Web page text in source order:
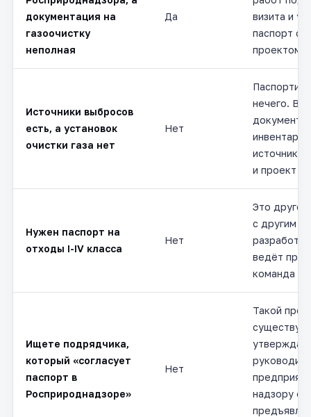
документация на
газоочистку
неполная
Да
визита и
паспорт с
проектом
Источники выбросов
есть, а установок
очистки газа нет
Нет
нечего.
документы:
и проект
Нужен паспорт на
отходы I-IV класса
Нет
Это
с другим
ведёт
команда
Ищете подрядчика,
который «согласует
паспорт в
Росприроднадзоре»
Нет
Такой
надзору